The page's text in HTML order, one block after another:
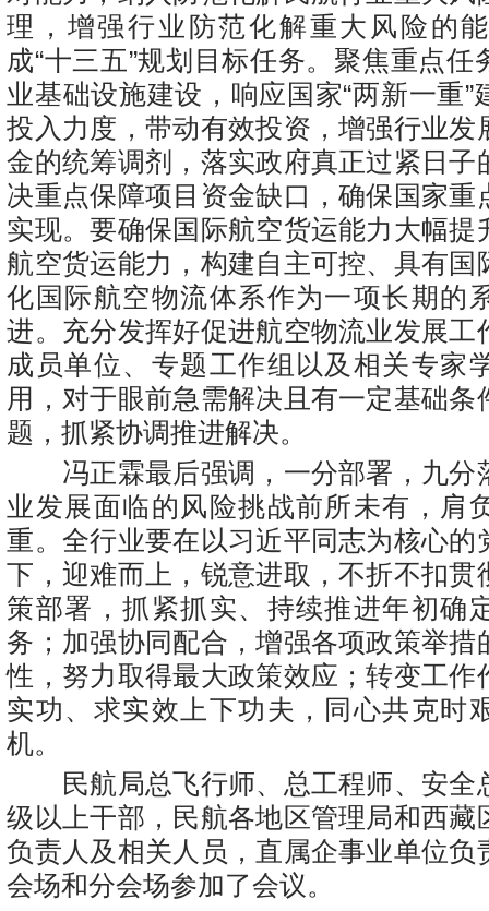
理，增强行业防范化解重大风险的
成“十三五”规划目标任务。聚焦重点任
业基础设施建设，响应国家“两新一重”
投入力度，带动有效投资，增强行业发
金的统筹调剂，落实政府真正过紧日子
决重点保障项目资金缺口，确保国家重
实现。要确保国际航空货运能力大幅提
航空货运能力，构建自主可控、具有国
化国际航空物流体系作为一项长期的
进。充分发挥好促进航空物流业发展工
成员单位、专题工作组以及相关专家
用，对于眼前急需解决且有一定基础条
题，抓紧协调推进解决。
冯正霖最后强调，一分部署，九分
业发展面临的风险挑战前所未有，肩
重。全行业要在以习近平同志为核心的
下，迎难而上，锐意进取，不折不扣贯
策部署，抓紧抓实、持续推进年初确
务；加强协同配合，增强各项政策举措
性，努力取得最大政策效应；转变工作
实功、求实效上下功夫，同心共克时
机。
民航局总飞行师、总工程师、安全
级以上干部，民航各地区管理局和西藏
负责人及相关人员，直属企事业单位负
会场和分会场参加了会议。